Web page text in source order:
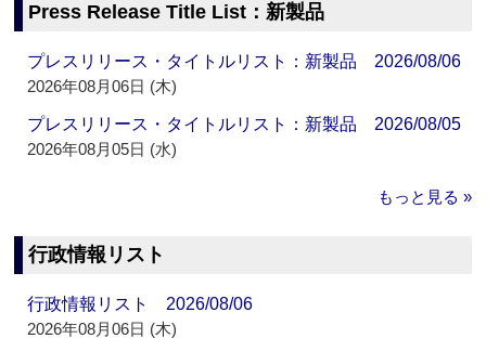
Press Release Title List：新製品
プレスリリース・タイトルリスト：新製品 2026/08/06
2026年08月06日 (木)
プレスリリース・タイトルリスト：新製品 2026/08/05
2026年08月05日 (水)
もっと見る »
行政情報リスト
行政情報リスト 2026/08/06
2026年08月06日 (木)